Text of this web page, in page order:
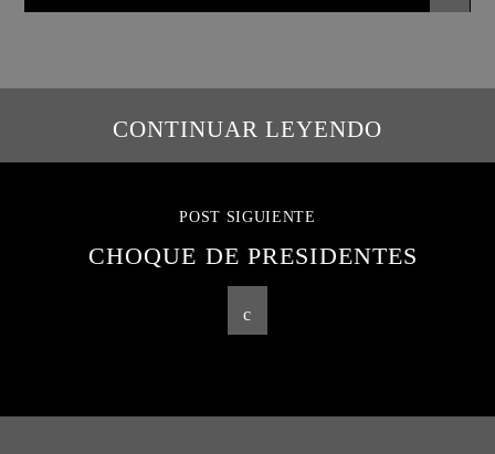
CONTINUAR LEYENDO
POST SIGUIENTE
CHOQUE DE PRESIDENTES